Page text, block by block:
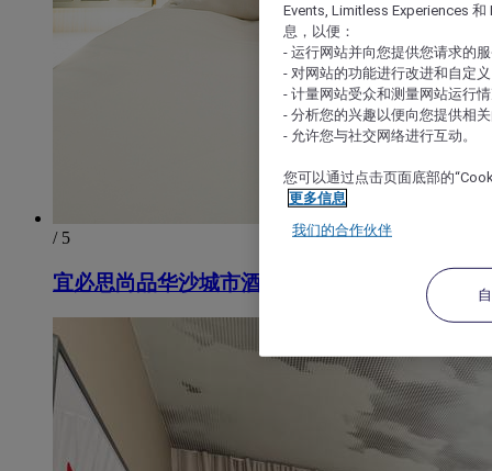
/ 5
宜必思尚品华沙城市酒店
Events, Limitless Experiences 和
息，以便：
- 运行网站并向您提供您请求的
- 对网站的功能进行改进和自定义
- 计量网站受众和测量网站运行
- 分析您的兴趣以便向您提供相
- 允许您与社交网络进行互动。
您可以通过点击页面底部的
更多信息
我们的合作伙伴